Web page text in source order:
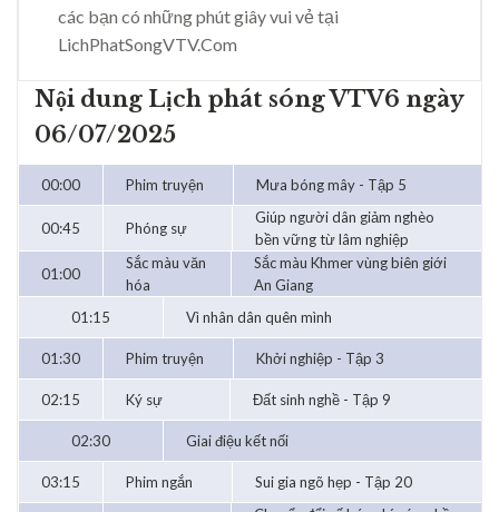
các bạn có những phút giây vui vẻ tại
LichPhatSongVTV.Com
Nội dung Lịch phát sóng VTV6 ngày
06/07/2025
00:00 Phim truyện Mưa bóng mây - Tập 5
00:45 Phóng sự
Giúp người dân giảm nghèo
bền vững từ lâm nghiệp
01:00
Sắc màu văn
hóa
Sắc màu Khmer vùng biên giới
An Giang
01:15
Vì nhân dân quên mình
01:30 Phim truyện Khởi nghiệp - Tập 3
02:15 Ký sự Đất sinh nghề - Tập 9
02:30 Giai điệu kết nối
03:15 Phim ngắn Sui gia ngõ hẹp - Tập 20